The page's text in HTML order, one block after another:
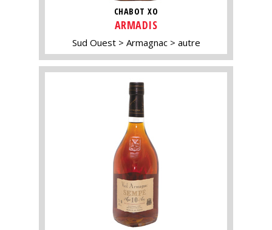
CHABOT XO
ARMADIS
Sud Ouest Armagnac autre